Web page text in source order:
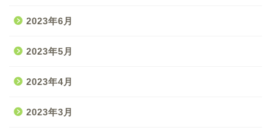
2023年6月
2023年5月
2023年4月
2023年3月